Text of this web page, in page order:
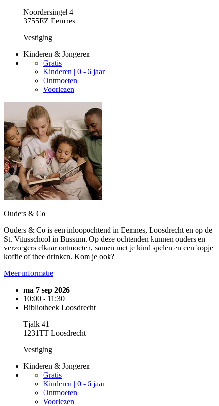
Noordersingel 4
3755EZ Eemnes
Vestiging
Kinderen & Jongeren
Gratis
Kinderen | 0 - 6 jaar
Ontmoeten
Voorlezen
Ouders & Co
Ouders & Co is een inloopochtend in Eemnes, Loosdrecht en op de
St. Vitusschool in Bussum. Op deze ochtenden kunnen ouders en
verzorgers elkaar ontmoeten, samen met je kind spelen en een kopje
koffie of thee drinken. Kom je ook?
Meer informatie
ma 7 sep 2026
10:00 - 11:30
Bibliotheek Loosdrecht
Tjalk 41
1231TT Loosdrecht
Vestiging
Kinderen & Jongeren
Gratis
Kinderen | 0 - 6 jaar
Ontmoeten
Voorlezen